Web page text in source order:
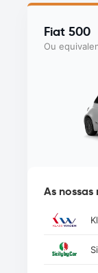
Fiat 500
Ou
As